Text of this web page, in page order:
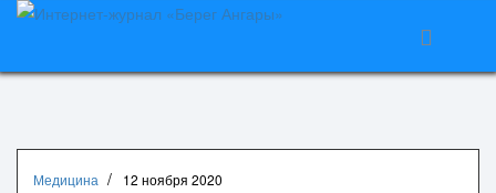
Медицина 12 ноября 2020